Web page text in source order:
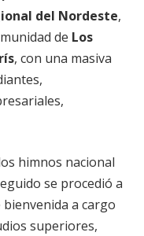
del Nordeste,
de Los
, con una masiva
himnos nacional
se procedió a
a cargo
superiores,